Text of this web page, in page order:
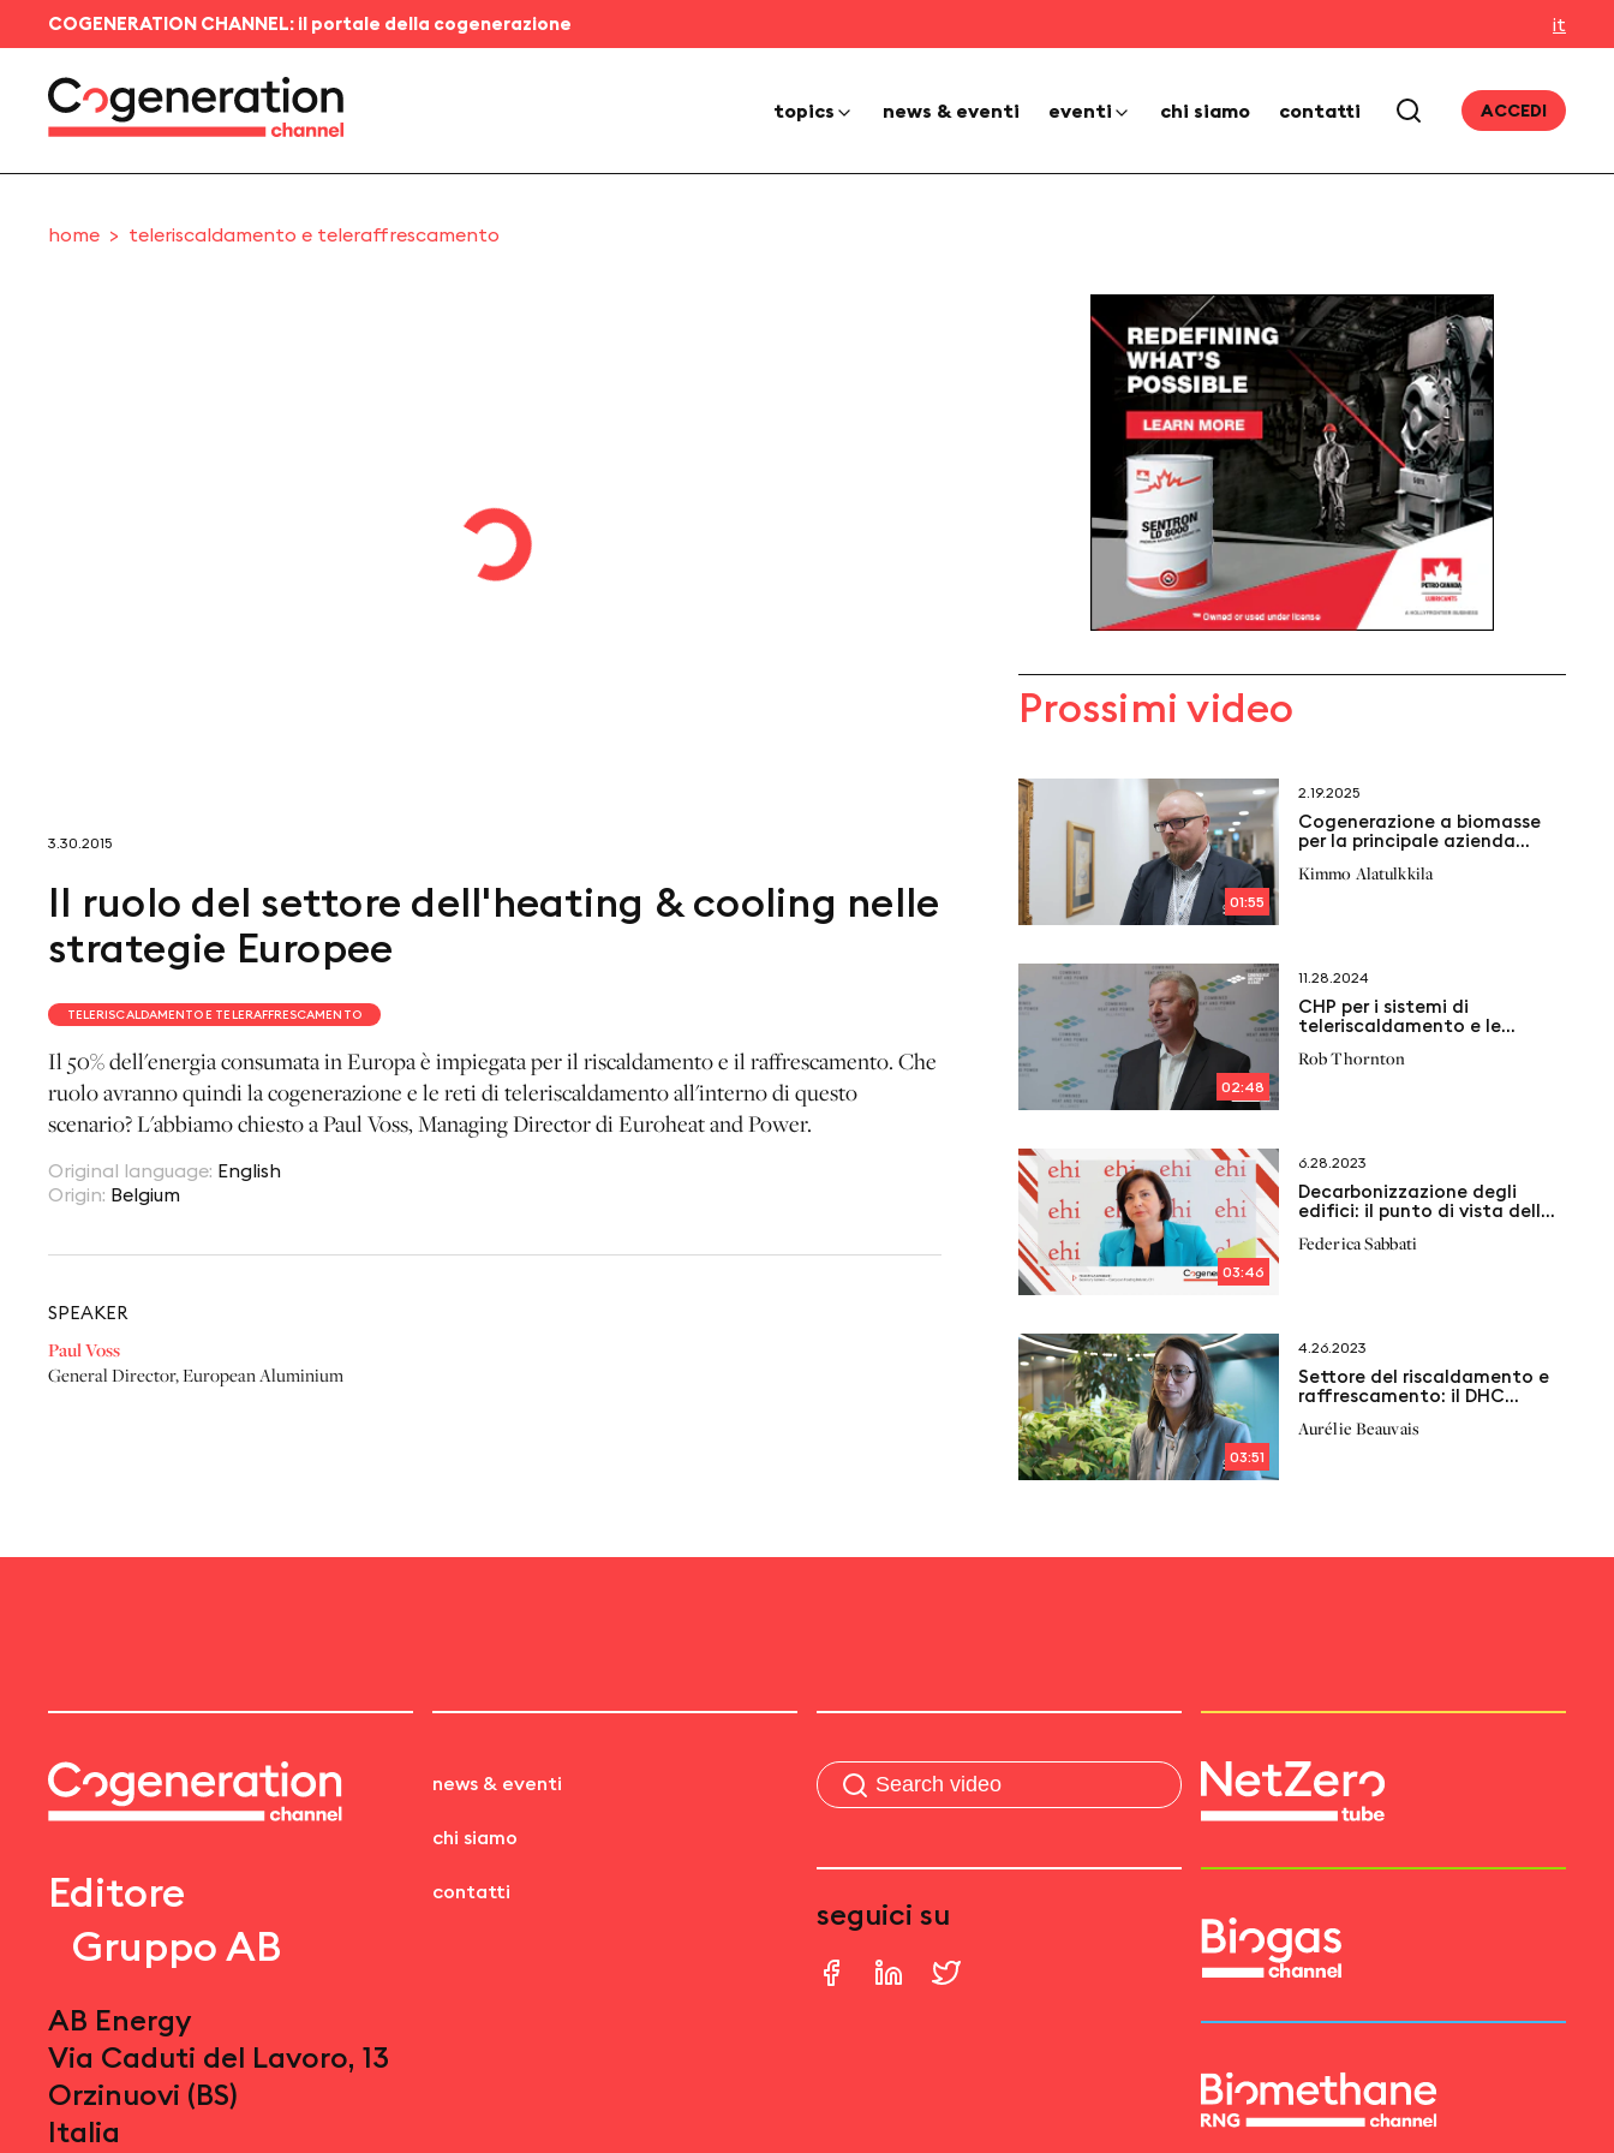
COGENERATION CHANNEL: il portale della cogenerazione it
topics news & eventi eventi chi siamo contatti ACCEDI
home teleriscaldamento e teleraffrescamento
3.30.2015
Il ruolo del settore dell'heating & cooling nelle
strategie Europee
TELERISCALDAMENTO E TELERAFFRESCAMENTO
Il 50% dell'energia consumata in Europa è impiegata per il riscaldamento e il raffrescamento. Che
ruolo avranno quindi la cogenerazione e le reti di teleriscaldamento all'interno di questo
scenario? L'abbiamo chiesto a Paul Voss, Managing Director di Euroheat and Power.
Original language: English
Origin: Belgium
SPEAKER
Paul Voss
General Director,European Aluminium
Prossimi video
01:55
2.19.2025
Cogenerazione a biomasse
per la principale azienda
Kimmo Alatulkkila
02:48
11.28.2024
CHP per i sistemi di
teleriscaldamento e le
Rob Thornton
03:46
6.28.2023
Decarbonizzazione degli
edifici: il punto di vista della
Federica Sabbati
03:51
4.26.2023
Settore del riscaldamento e
raffrescamento: il DHC
Aurélie Beauvais
Editore
Gruppo AB
AB Energy
Via Caduti del Lavoro, 13
Orzinuovi (BS)
Italia
news & eventi
chi siamo
contatti
seguici su